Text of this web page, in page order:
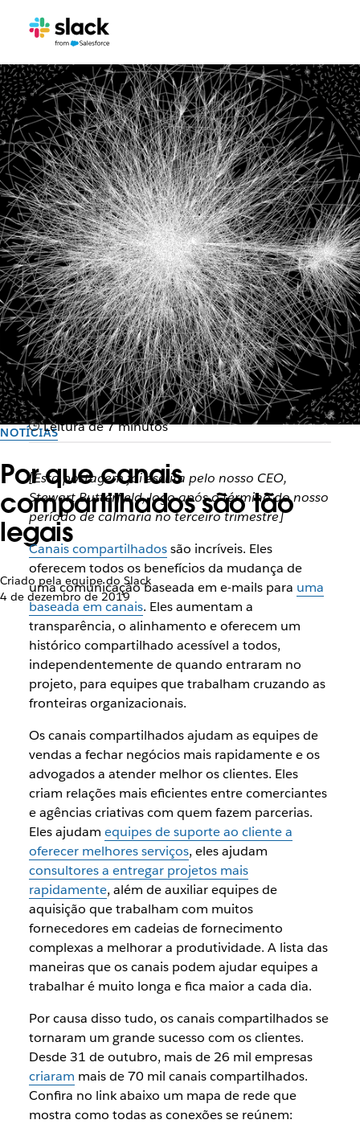
NOTÍCIAS
Por que canais
compartilhados são tão
legais
Criado pela equipe do Slack
4 de dezembro de 2019
Leitura de 7 minutos
[Esta postagem foi escrita pelo nosso CEO,
Stewart Butterfield, logo após o término do nosso
período de calmaria no terceiro trimestre]
Canais compartilhadossão incríveis. Eles
oferecem todos os benefícios da mudança de
uma comunicação baseada em e-mails para uma
baseada em canais. Eles aumentam a
transparência, o alinhamento e oferecem um
histórico compartilhado acessível a todos,
independentemente de quando entraram no
projeto, para equipes que trabalham cruzando as
fronteiras organizacionais.
Os canais compartilhados ajudam as equipes de
vendas a fechar negócios mais rapidamente e os
advogados a atender melhor os clientes. Eles
criam relações mais eficientes entre comerciantes
e agências criativas com quem fazem parcerias.
Eles ajudam equipes de suporte ao cliente a
oferecer melhores serviços, eles ajudam
consultores a entregar projetos mais
rapidamente, além de auxiliar equipes de
aquisição que trabalham com muitos
fornecedores em cadeias de fornecimento
complexas a melhorar a produtividade. A lista das
maneiras que os canais podem ajudar equipes a
trabalhar é muito longa e fica maior a cada dia.
Por causa disso tudo, os canais compartilhados se
tornaram um grande sucesso com os clientes.
Desde 31 de outubro, mais de 26 mil empresas
criaram mais de 70 mil canais compartilhados.
Confira no link abaixo um mapa de rede que
mostra como todas as conexões se reúnem: